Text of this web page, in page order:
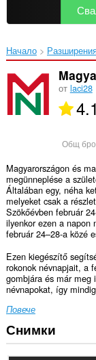
Начало
от laci28
4.1
Общ
Magyarországon és
megünneplése a
Általában egy, néha
melyeket csak a
Szökőévben február
ilyenkor ezen a napon
február 24–28-a közé
Ezen kiegészítő
rokonok névnapjait, a
gombjára és már meg
névnapokat, így
Повече
Снимки